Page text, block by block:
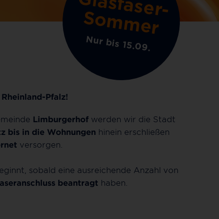
S
r
Nur bis 15.09.
Pfalz!
Limburgerhof werden wir die Stadt
bis in die Wohnungen hinein erschließen
versorgen.
sobald eine ausreichende Anzahl von
beantragt haben.